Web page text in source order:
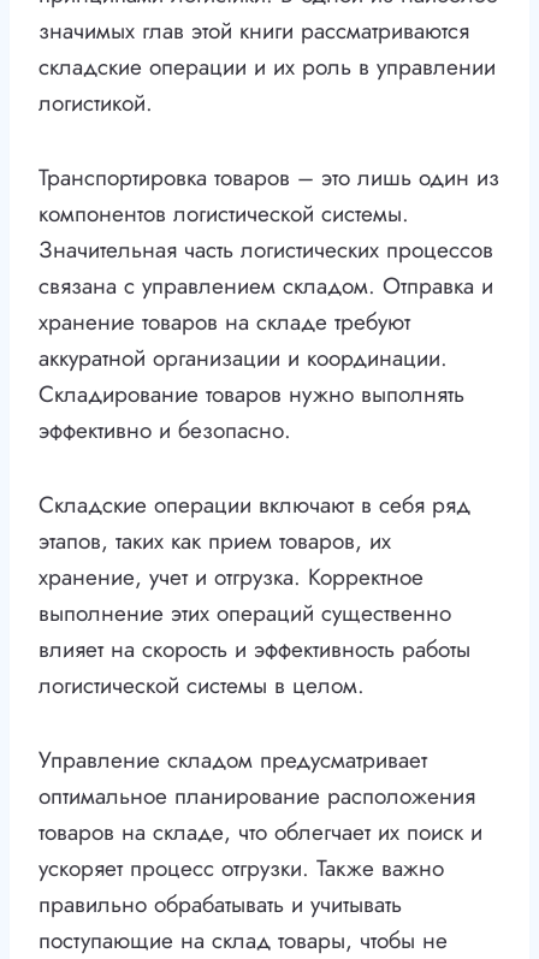
значимых глав этой книги рассматриваются
складские операции и их роль в управлении
логистикой.
Транспортировка товаров – это лишь один из
компонентов логистической системы.
Значительная часть логистических процессов
связана с управлением складом. Отправка и
хранение товаров на складе требуют
аккуратной организации и координации.
Складирование товаров нужно выполнять
эффективно и безопасно.
Складские операции включают в себя ряд
этапов, таких как прием товаров, их
хранение, учет и отгрузка. Корректное
выполнение этих операций существенно
влияет на скорость и эффективность работы
логистической системы в целом.
Управление складом предусматривает
оптимальное планирование расположения
товаров на складе, что облегчает их поиск и
ускоряет процесс отгрузки. Также важно
правильно обрабатывать и учитывать
поступающие на склад товары, чтобы не